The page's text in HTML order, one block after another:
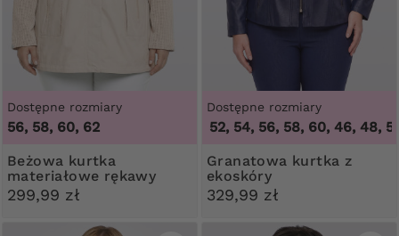
Dostępne rozmiary
56, 58, 60, 62
Beżowa kurtka
materiałowe rękawy
299,99 zł
Dostępne rozmiary
46, 48, 50, 52, 54, 56, 58, 60,46, 48,
Granatowa kurtka z
ekoskóry
329,99 zł